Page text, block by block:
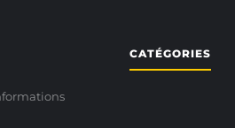
CATÉGORIES